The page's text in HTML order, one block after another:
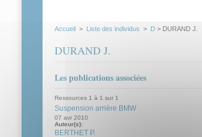
Accueil > Liste des individus > D > DURAND J.
DURAND J.
Les publications associées
Ressources 1 à 1 sur 1
Suspension arrière BMW
07 avr 2010
Auteur(s):
BERTHET P.